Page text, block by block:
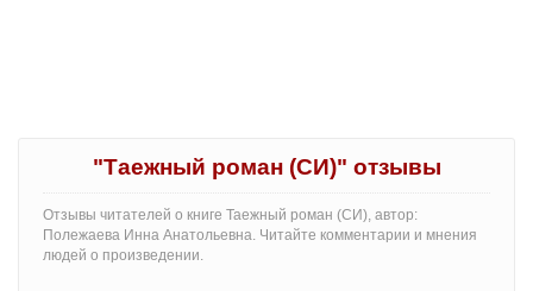
"Таежный роман (СИ)" отзывы
Отзывы читателей о книге Таежный роман (СИ), автор:
Полежаева Инна Анатольевна. Читайте комментарии и мнения
людей о произведении.